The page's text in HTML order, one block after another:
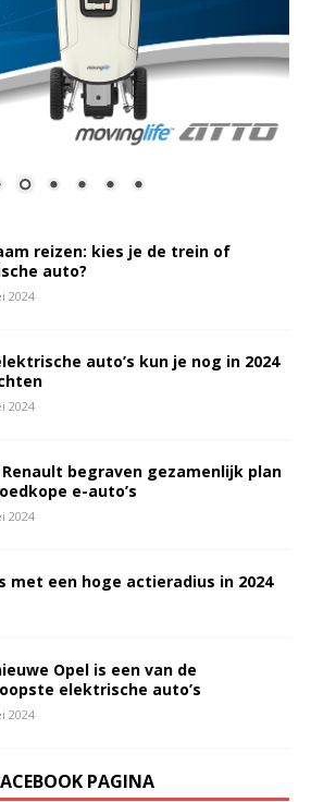
reizen: kies je de trein of
auto?
2024
auto’s kun je nog in 2024
2024
Renault begraven gezamenlijk plan
e-auto’s
2024
met een hoge actieradius in 2024
Opel is een van de
elektrische auto’s
2024
PAGINA